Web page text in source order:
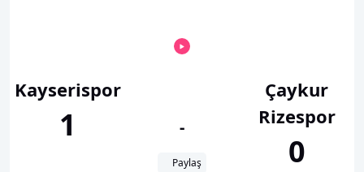
Kayserispor
1 -
Paylaş
Çaykur
Rizespor
0